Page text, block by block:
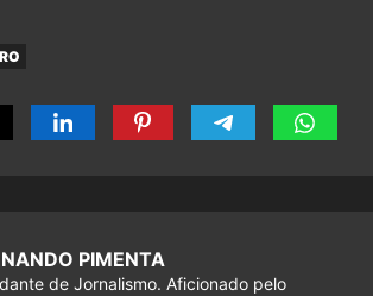
PIMENTA
de Jornalismo. Aficionado pelo